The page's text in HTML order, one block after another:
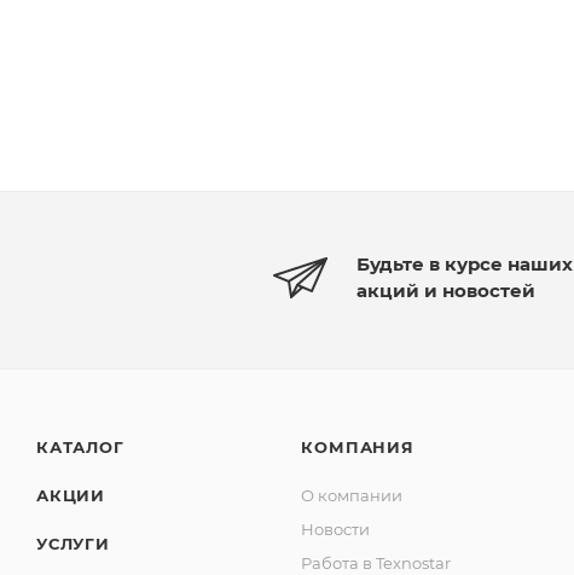
Будьте в курсе наших
акций и новостей
КАТАЛОГ
АКЦИИ
УСЛУГИ
КОМПАНИЯ
О компании
Новости
Работа в Texnostar